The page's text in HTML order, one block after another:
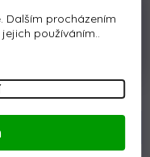
Dalším procházením
používáním..